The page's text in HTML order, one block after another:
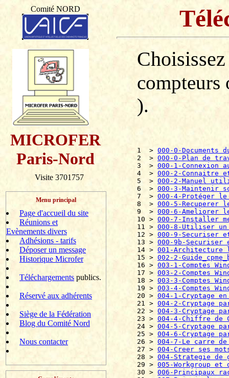
Comité NORD
MICROFER
Paris-Nord
Visite 3701757
Menu principal
Page d'accueil du site
Réunions et
Evènements divers
Adhésions - tarifs
Déposer un message
Historique Microfer
Téléchargements publics.
Réservé aux adhérents
Siège de la Fédération
Blog du Comité Nord
Nous contacter
compteurs
).
1  > 000-0-Documents
2  > 000-0-Plan de
3  > 000-1-Connexion
4  > 000-2-Connaitre
5  > 000-2-Manuel
6  > 000-3-Maintenir
7  > 000-4-Protéger
8  > 000-5-Recuperer
9  > 000-6-Ameliorer
10 > 000-7-Installer
11 > 000-8-Utiliser un
12 > 000-9-Securiser
13 > 000-9b-Securiser
14 > 001-Architecture
15 > 002-2-
16 > 003-1-Comptes
17 > 003-2-Comptes
18 > 003-3-Comptes
19 > 003-4-Comptes
20 > 004-1-Cryptage
21 > 004-2-Cryptage
22 > 004-3-Cryptage
23 > 004-4-Chiffre de
24 > 004-5-Cryptage
25 > 004-6-Cryptage
26 > 004-7-Le carre
27 > 004-Creer ses
28 > 004-Strategie de
29 > 005-Workgroup et
30 > 006-Principaux